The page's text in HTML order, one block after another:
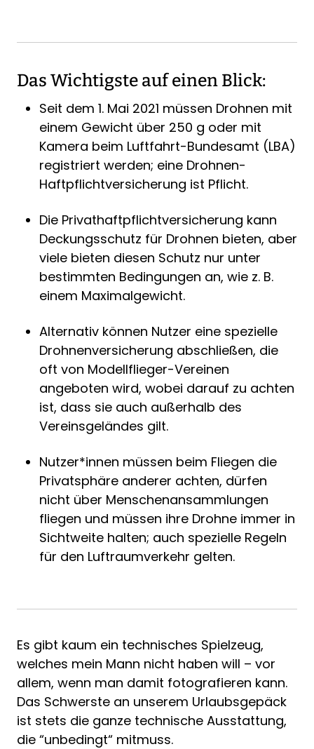
Das Wichtigste auf einen Blick:
Seit dem 1. Mai 2021 müssen Drohnen mit
einem Gewicht über 250 g oder mit
Kamera beim Luftfahrt-Bundesamt (LBA)
registriert werden; eine Drohnen-
Haftpflichtversicherung ist Pflicht.
Die Privathaftpflichtversicherung kann
Deckungsschutz für Drohnen bieten, aber
viele bieten diesen Schutz nur unter
bestimmten Bedingungen an, wie z. B.
einem Maximalgewicht.
Alternativ können Nutzer eine spezielle
Drohnenversicherung abschließen, die
oft von Modellflieger-Vereinen
angeboten wird, wobei darauf zu achten
ist, dass sie auch außerhalb des
Vereinsgeländes gilt.
Nutzer*innen müssen beim Fliegen die
Privatsphäre anderer achten, dürfen
nicht über Menschenansammlungen
fliegen und müssen ihre Drohne immer in
Sichtweite halten; auch spezielle Regeln
für den Luftraumverkehr gelten.
Es gibt kaum ein technisches Spielzeug,
welches mein Mann nicht haben will – vor
allem, wenn man damit fotografieren kann.
Das Schwerste an unserem Urlaubsgepäck
ist stets die ganze technische Ausstattung,
die “unbedingt“ mitmuss.